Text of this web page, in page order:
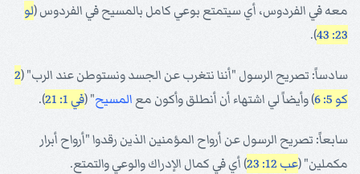
معه في الفردوس، أي سيتمتع بوعي كامل بالمسيح في الفردوس (لو
23: 43
).
سادساً: تصريح الرسول "أننا نتغرب عن الجسد ونستوطن عند الرب" (2
كو 5: 6
) وأيضاً لي اشتهاء أن أنطلق وأكون مع المسيح" (في 1: 21 ).
سابعاً: تصريح الرسول عن أرواح المؤمنين الذين رقدوا "أرواح أبرار
مكملين" (عب 12: 23 ) أي في كمال الإدراك والوعي والتمتع.